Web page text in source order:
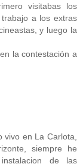
visitabas los
a los extras
y luego la
la contestación a
en La Carlota,
siempre he
de las